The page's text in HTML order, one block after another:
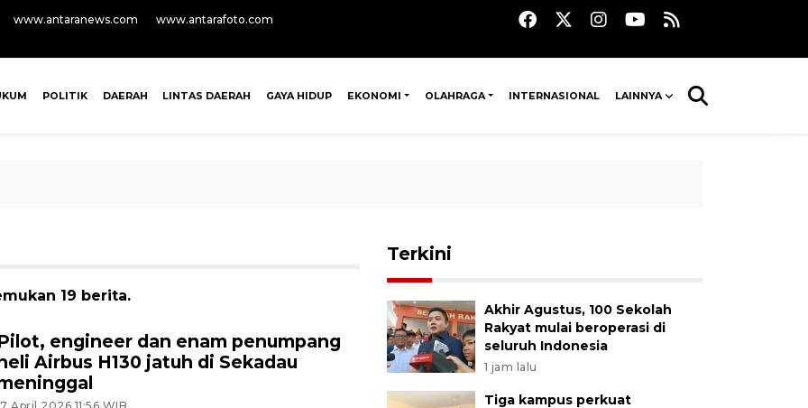
www.antaranews.com www.antarafoto.com
POLITIK DAERAH LINTAS DAERAH GAYA HIDUP EKONOMI OLAHRAGA INTERNASIONAL LAINNYA
19 berita.
engineer dan enam penumpang
Airbus H130 jatuh di Sekadau
Terkini
Akhir Agustus, 100 Sekolah
Rakyat mulai beroperasi di
seluruh Indonesia
1 jam lalu
Tiga kampus perkuat